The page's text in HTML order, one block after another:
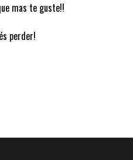
mas te guste!!
perder!